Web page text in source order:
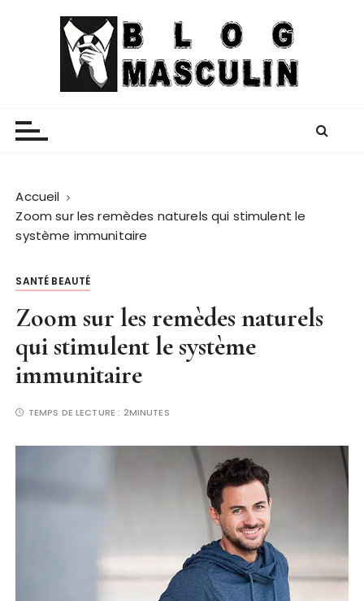
Accueil
Zoom sur les remèdes naturels qui stimulent le
système immunitaire
SANTÉ BEAUTÉ
Zoom sur les remèdes naturels
qui stimulent le système
immunitaire
TEMPS DE LECTURE : 2MINUTES